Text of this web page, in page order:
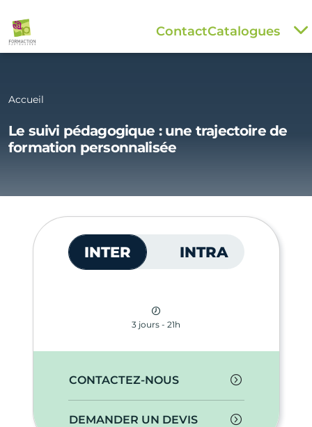
ContactCatalogues
Accueil
Le suivi pédagogique : une trajectoire de
formation personnalisée
INTER INTRA
3 jours - 21h
CONTACTEZ-NOUS
DEMANDER UN DEVIS